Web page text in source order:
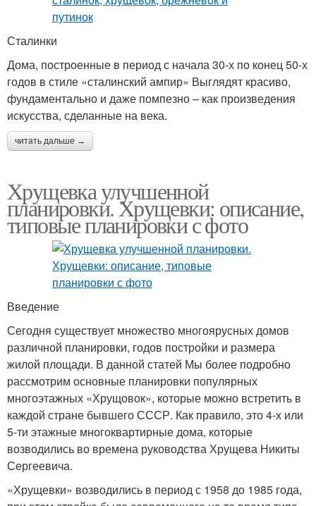
Сталинки
Дома, построенные в период с начала 30-х по конец 50-х
годов в стиле «сталинский ампир» Выглядят красиво,
фундаментально и даже помпезно – как произведения
искусства, сделанные на века.
читать дальше →
Хрущевка улучшенной
планировки. Хрущевки: описание,
типовые планировки с фото
Введение
Сегодня существует множество многоярусных домов
различной планировки, годов постройки и размера
жилой площади. В данной статей Мы более подробно
рассмотрим основные планировки популярных
многоэтажных «Хрущовок», которые можно встретить в
каждой стране бывшего СССР. Как правило, это 4-х или
5-ти этажные многоквартирные дома, которые
возводились во времена руководства Хрущева Никиты
Сергеевича.
«Хрущевки» возводились в период с 1958 до 1985 года,